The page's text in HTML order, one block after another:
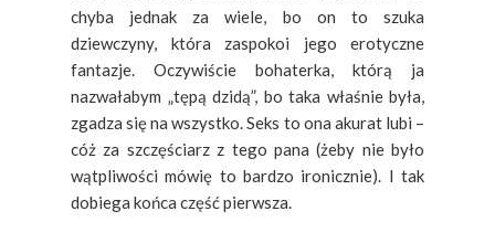
chyba jednak za wiele, bo on to szuka
dziewczyny, która zaspokoi jego erotyczne
fantazje. Oczywiście bohaterka, którą ja
nazwałabym „tępą dzidą”, bo taka właśnie była,
zgadza się na wszystko. Seks to ona akurat lubi –
cóż za szczęściarz z tego pana (żeby nie było
wątpliwości mówię to bardzo ironicznie). I tak
dobiega końca część pierwsza.